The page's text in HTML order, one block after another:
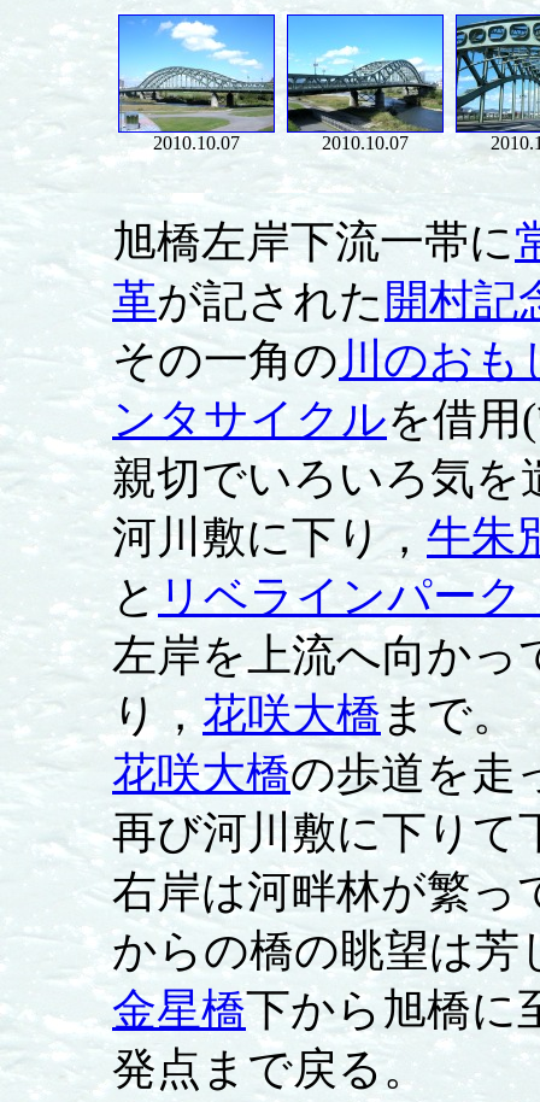
2010.10.07 2010.10.07
旭橋左岸下流一帯に
革が記された 開村記
その一角の川のおも
ンタサイクルを借用
親切でいろいろ気を
河川敷に下り， 牛朱
と リベラインパー
左岸を上流へ向かっ
り，花咲大橋まで。
花咲大橋の歩道を走
再び河川敷に下りて
右岸は河畔林が繁っ
からの橋の眺望は芳
金星橋下から旭橋に
発点まで戻る。